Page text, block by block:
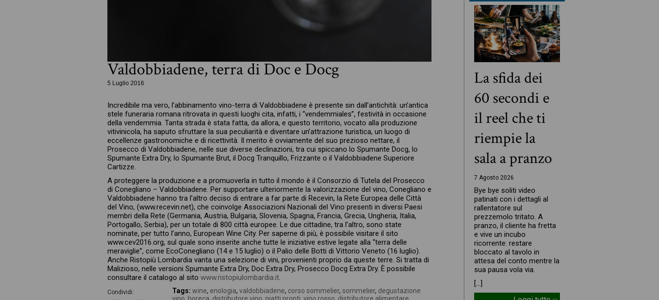
Valdobbiadene, terra di Doc e Docg
5 Luglio 2016
Incredibile ma vero, l’abbinamento vino-terra di Valdobbiadene è presente sin dall’antichità: un’antica
stele funeraria romana ritrovata in questi luoghi cita, infatti, i “vendemmiales”, festività in occasione
della vendemmia. Tanta strada è stata fatta, da allora, e questo territorio, vocato alla produzione
vitivinicola, ha saputo sfruttare la sua peculiarità e diventare un’attrazione turistica, un luogo di
eccellenze gastronomiche e di ricettività. Il merito è ovviamente del suo prezioso nettare, il
Prosecco di Valdobbiadene, nelle sue diverse declinazioni, tra cui spiccano lo Spumante Docg, lo
Spumante Extra Dry, lo Spumante Brut, il Docg Tranquillo, Frizzante o il Valdobbiadene Superiore
Cartizze.
A proteggere la produzione e a promuoverla in tutto il mondo è il Consorzio di Tutela del Prosecco
di Conegliano – Valdobbiadene. Per supportare ulteriormente la valorizzazione del vino, Conegliano e
Valdobbiadene hanno tra l’altro deciso di entrare a far parte di Recevin, la Rete Europea delle Città
del Vino, (www.recevin.net), che coinvolge Associazioni Nazionali del Vino presenti in diversi Paesi
membri della Rete (Germania, Austria, Bulgaria, Slovenia, Spagna, Francia, Grecia, Ungheria, Italia,
Portogallo, Serbia), per un totale di 800 città europee. Le due cittadine, tra l’altro, sono state
nominate, per tutto l’anno, European Wine City. Per saperne di più, è possibile visitare il sito
www.cev2016.org, sul quale sono inserite anche tutte le iniziative estive legate alla “terra delle
meraviglie”, come EcoConegliano (14 e 15 luglio) o il Palio delle Botti di Vittorio Veneto (16 luglio).
Anche Ristopiù Lombardia vanta una selezione di vini, provenienti proprio da queste terre. Si tratta di
Malizioso, nelle versioni Spumante Extra Dry, Doc Extra Dry, Prosecco Docg Extra Dry. È possibile
consultare il catalogo al sito www.ristopiulombardia.it.
Condividi: Tags: wine, enologia, valdobbiadene, corso sommelier, sommelier, degustazione
La sfida dei
60 secondi e
il reel che ti
riempie la
sala a pranzo
7 Agosto 2026
Bye bye soliti video
patinati con i dettagli al
rallentatore sul
prezzemolo tritato. A
pranzo, il cliente ha fretta
e vive un incubo
ricorrente: restare
bloccato al tavolo in
attesa del conto mentre la
sua pausa vola via.
[…]